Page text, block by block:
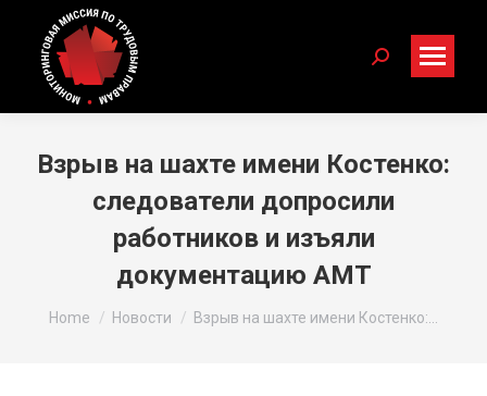
Search:
Взрыв на шахте имени Костенко:
следователи допросили
работников и изъяли
документацию АМТ
You are here:
Home Новости Взрыв на шахте имени Костенко:…